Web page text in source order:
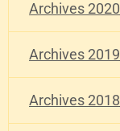
Archives 2020
Archives 2019
Archives 2018